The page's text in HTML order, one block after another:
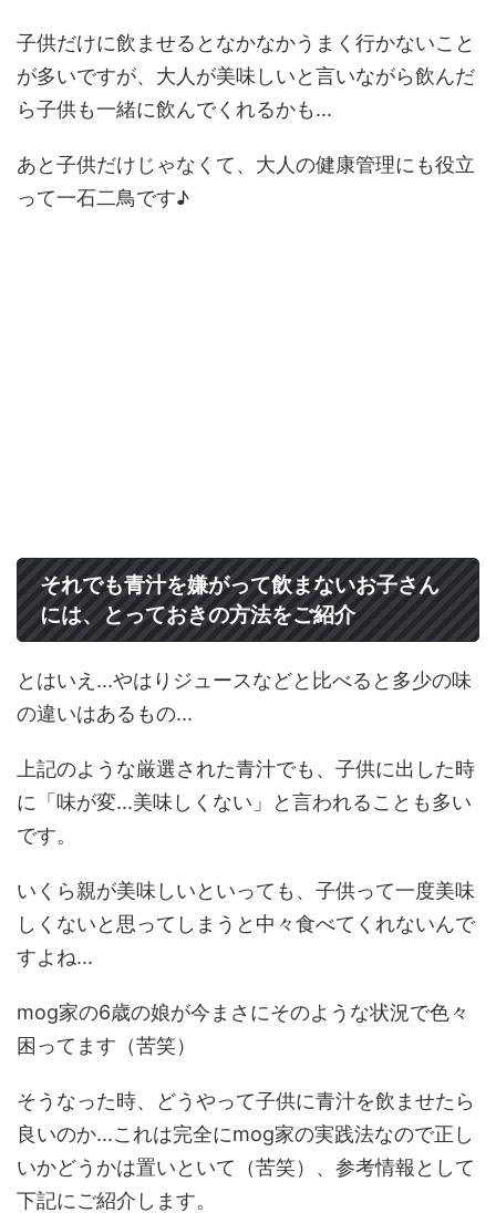
子供だけに飲ませるとなかなかうまく行かないこと
が多いですが、大人が美味しいと言いながら飲んだ
ら子供も一緒に飲んでくれるかも...
あと子供だけじゃなくて、大人の健康管理にも役立
って一石二鳥です♪
それでも青汁を嫌がって飲まないお子さん
には、とっておきの方法をご紹介
とはいえ...やはりジュースなどと比べると多少の味
の違いはあるもの...
上記のような厳選された青汁でも、子供に出した時
に「味が変...美味しくない」と言われることも多い
です。
いくら親が美味しいといっても、子供って一度美味
しくないと思ってしまうと中々食べてくれないんで
すよね...
mog家の6歳の娘が今まさにそのような状況で色々
困ってます（苦笑）
そうなった時、どうやって子供に青汁を飲ませたら
良いのか...これは完全にmog家の実践法なので正し
いかどうかは置いといて（苦笑）、参考情報として
下記にご紹介します。